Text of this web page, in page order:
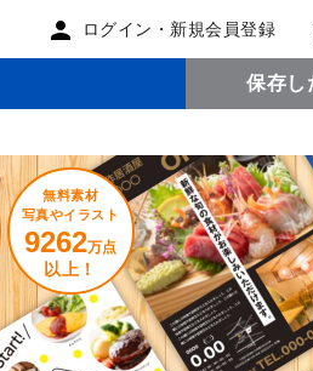
ログイン・新規会員登録
保存し
無料素材
写真やイラスト
9262万点
以上！